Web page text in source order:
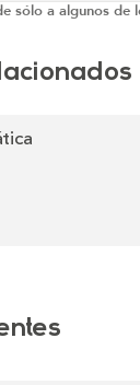
sólo a algunos